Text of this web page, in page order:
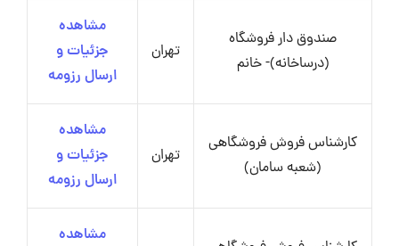
صندوق دار فروشگاه
(درساخانه)- خانم
تهران
مشاهده
جزئیات و
ارسال رزومه
کارشناس فروش فروشگاهی
(شعبه سامان)
تهران
مشاهده
جزئیات و
ارسال رزومه
مشاهده